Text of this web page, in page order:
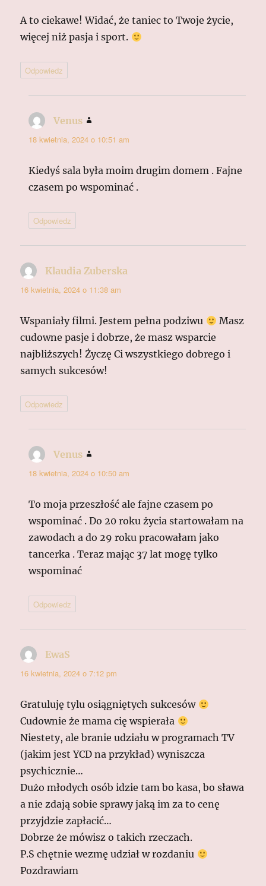
A to ciekawe! Widać, że taniec to Twoje życie,
więcej niż pasja i sport.
Odpowiedz
Venus
18 kwietnia, 2024 o 10:51 am
Kiedyś sala była moim drugim domem . Fajne
czasem po wspominać .
Odpowiedz
Klaudia Zuberska
16 kwietnia, 2024 o 11:38 am
Wspaniały filmi. Jestem pełna podziwu
Masz
cudowne pasje i dobrze, że masz wsparcie
najbliższych! Życzę Ci wszystkiego dobrego i
samych sukcesów!
Odpowiedz
Venus
18 kwietnia, 2024 o 10:50 am
To moja przeszłość ale fajne czasem po
wspominać . Do 20 roku życia startowałam na
zawodach a do 29 roku pracowałam jako
tancerka . Teraz mając 37 lat mogę tylko
wspominać
Odpowiedz
EwaS
16 kwietnia, 2024 o 7:12 pm
Gratuluję tylu osiągniętych sukcesów
Cudownie że mama cię wspierała
Niestety, ale branie udziału w programach TV
(jakim jest YCD na przykład) wyniszcza
psychicznie…
Dużo młodych osób idzie tam bo kasa, bo sława
a nie zdają sobie sprawy jaką im za to cenę
przyjdzie zapłacić…
Dobrze że mówisz o takich rzeczach.
P.S chętnie wezmę udział w rozdaniu
Pozdrawiam